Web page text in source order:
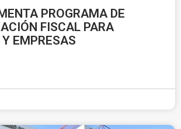
PROGRAMA DE
FISCAL PARA
EMPRESAS